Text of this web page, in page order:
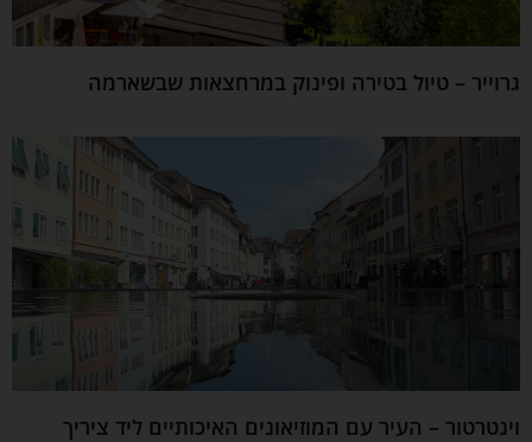
גרוייר – טיול בטירה ופינוק במרחצאות שבשארמה
וינטרטור – העיר עם המוזיאונים האיכותיים ליד ציריך